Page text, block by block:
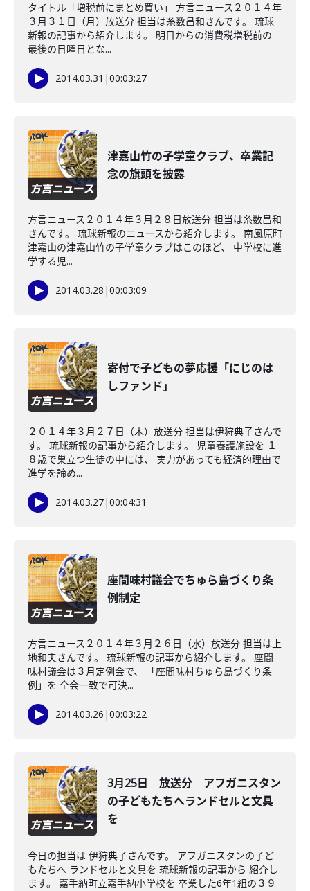
タイトル「増税前にまとめ買い」 方言ニュース２０１４年
３月３１日（月）放送分 担当は糸数昌和さんです。 琉球
新報の記事から紹介します。 明日からの消費税増税前の
最後の日曜日とな...
2014.03.31 |00:03:27
津嘉山竹の子学童クラブ、卒業記
念の旗頭を披露
方言ニュース２０１４年３月２８日放送分 担当は糸数昌和
さんです。 琉球新報のニュースから紹介します。 南風原町
津嘉山の津嘉山竹の子学童クラブはこのほど、 中学校に進
学する児...
2014.03.28 |00:03:09
寄付で子どもの夢応援「にじのは
しファンド」
２０１４年３月２７日（木）放送分 担当は伊狩典子さんで
す。 琉球新報の記事から紹介します。 児童養護施設を １
８歳で巣立つ生徒の中には、 実力があっても経済的理由で
進学を諦め...
2014.03.27|00:04:31
座間味村議会でちゅら島づくり条
例制定
方言ニュース２０１４年３月２６日（水）放送分 担当は上
地和夫さんです。 琉球新報の記事から紹介します。 座間
味村議会は３月定例会で、 「座間味村ちゅら島づくり条
例」を 全会一致で可決...
2014.03.26 |00:03:22
3月25日 放送分 アフガニスタン
の子どもたちへランドセルと文具
を
今日の担当は 伊狩典子さんです。 アフガニスタンの子ど
もたちへ ランドセルと文具を 琉球新報の記事から 紹介し
ます。 嘉手納町立嘉手納小学校を 卒業した6年1組の３９